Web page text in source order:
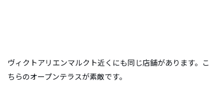
ヴィクトアリエンマルクト近くにも同じ店舗があります。こ
ちらのオープンテラスが素敵です。